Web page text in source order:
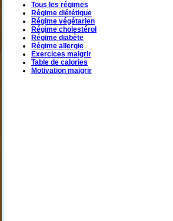
Tous les régimes
Régime diététique
Régime végétarien
Régime cholestérol
Régime diabète
Régime allergie
Exercices maigrir
Table de calories
Motivation maigrir